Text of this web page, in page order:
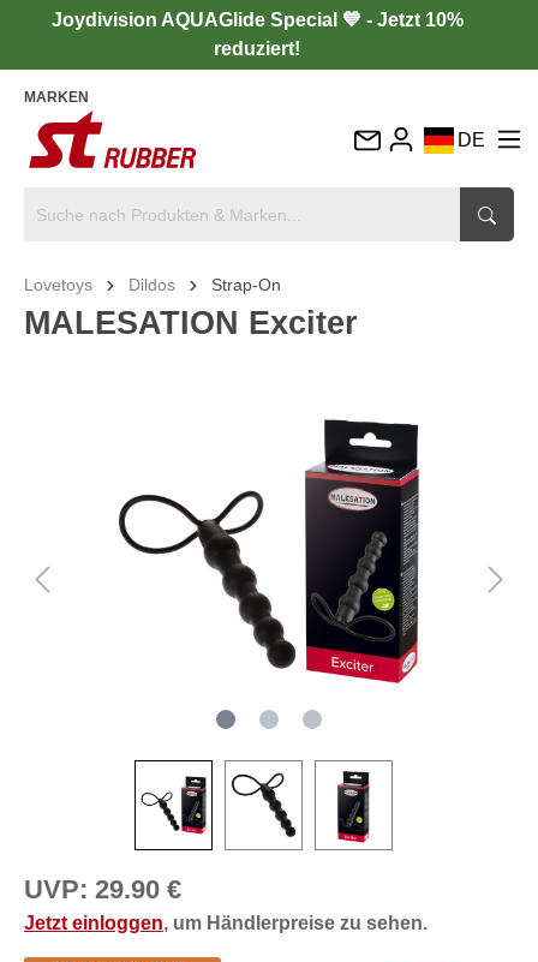
Joydivision AQUAGlide Special 💙 - Jetzt 10%
reduziert!
MARKEN
DE
IT
Lovetoys Dildos Strap-On
MALESATION Exciter
UVP: 29.90 €
Jetzt einloggen, um Händlerpreise zu sehen.